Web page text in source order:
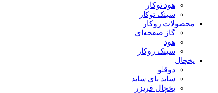
هود توکار
سینک توکار
محصولات روکار
گاز صفحه‌ای
هود
سینک روکار
یخچال
دوقلو
ساید بای ساید
یخچال فریزر